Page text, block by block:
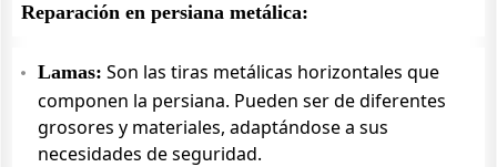
Reparación en persiana metálica:
Lamas: Son las tiras metálicas horizontales que
componen la persiana. Pueden ser de diferentes
grosores y materiales, adaptándose a sus
necesidades de seguridad.